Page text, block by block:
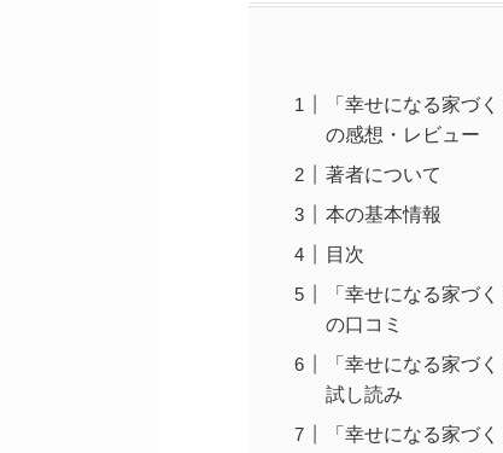
「幸せになる家づ
の感想・レビュー
著者について
本の基本情報
目次
「幸せになる家づ
の口コミ
「幸せになる家づ
試し読み
「幸せになる家づ